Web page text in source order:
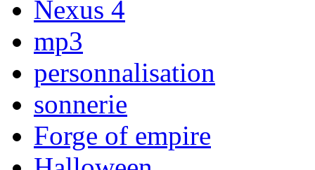
Nexus 4
mp3
personnalisation
sonnerie
Forge of empire